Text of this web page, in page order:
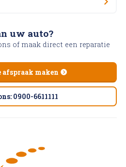
uw auto?
of maak direct een reparatie
afspraak maken
0900-6611111